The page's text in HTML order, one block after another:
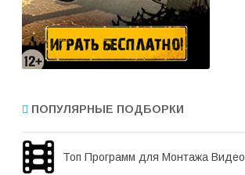
ПОПУЛЯРНЫЕ ПОДБОРКИ
Топ Программ для Монтажа Видео